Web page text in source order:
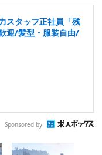
スタッフ正社員「残
迎/髪型・服装自由/
Sponsored by